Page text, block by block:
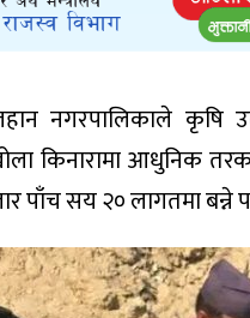
नगरपालिकाले कृषि
किनारामा आधुनिक
पाँच सय २० लागतमा बन्ने